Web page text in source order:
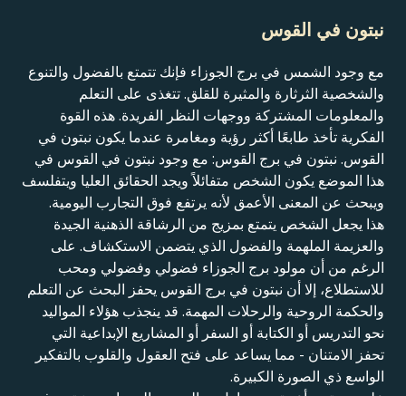
نبتون في القوس
مع وجود الشمس في برج الجوزاء فإنك تتمتع بالفضول والتنوع
والشخصية الثرثارة والمثيرة للقلق. تتغذى على التعلم
والمعلومات المشتركة ووجهات النظر الفريدة. هذه القوة
الفكرية تأخذ طابعًا أكثر رؤية ومغامرة عندما يكون نبتون في
القوس. نبتون في برج القوس: مع وجود نبتون في القوس في
هذا الموضع يكون الشخص متفائلاً ويجد الحقائق العليا ويتفلسف
ويبحث عن المعنى الأعمق لأنه يرتفع فوق التجارب اليومية.
هذا يجعل الشخص يتمتع بمزيج من الرشاقة الذهنية الجيدة
والعزيمة الملهمة والفضول الذي يتضمن الاستكشاف. على
الرغم من أن مولود برج الجوزاء فضولي وفضولي ومحب
للاستطلاع، إلا أن نبتون في برج القوس يحفز البحث عن التعلم
والحكمة الروحية والرحلات المهمة. قد ينجذب هؤلاء المواليد
نحو التدريس أو الكتابة أو السفر أو المشاريع الإبداعية التي
تحفز الامتنان - مما يساعد على فتح العقول والقلوب بالتفكير
الواسع ذي الصورة الكبيرة.